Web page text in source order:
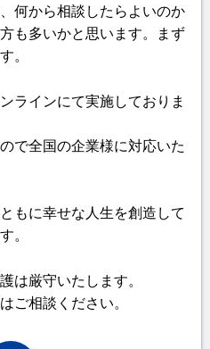
何から相談したらよいのか
も多いかと思います。まず
。
ラインにて実施しておりま
で全国の企業様に対応いた
もに幸せな人生を創造して
。
は厳守いたします。
ご相談ください。